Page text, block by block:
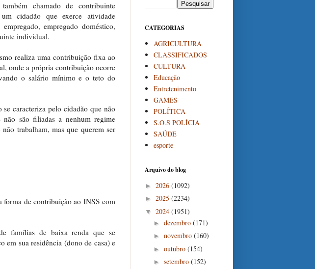
chamado de contribuinte
cidadão que exerce atividade
empregado doméstico,
individual.
realiza uma contribuição fixa ao
onde a própria contribuição ocorre
o salário mínimo e o teto do
caracteriza pelo cidadão que não
não são filiadas a nenhum regime
trabalham, mas que querem ser
forma de contribuição ao INSS com
famílias de baixa renda que se
em sua residência (dono de casa) e
CATEGORIAS
AGRICULTURA
CLASSIFICADOS
CULTURA
Educação
Entretenimento
GAMES
POLÍTICA
S.O.S POLÍCIA
SAÚDE
esporte
Arquivo do blog
► 2026 (1092)
► 2025 (2234)
▼ 2024 (1951)
► dezembro (171)
► novembro (160)
► outubro (154)
► setembro (152)